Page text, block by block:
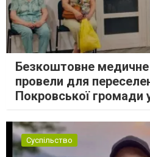
Безкоштовне
провели для
Покровської громади
Суспільство